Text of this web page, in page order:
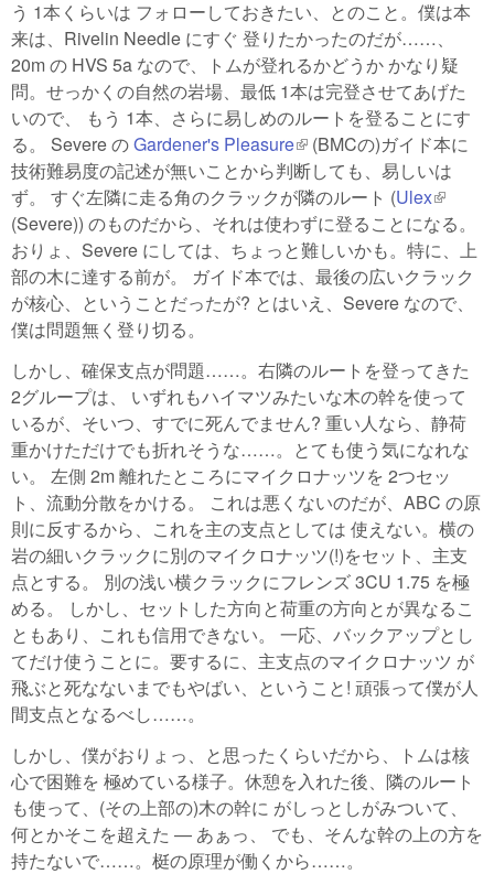
う 1本くらいは フォローしておきたい、とのこと。僕は本
来は、Rivelin Needle にすぐ 登りたかったのだが……、
20m の HVS 5a なので、トムが登れるかどうか かなり疑
問。せっかくの自然の岩場、最低 1本は完登させてあげた
いので、 もう 1本、さらに易しめのルートを登ることにす
る。 Severe のGardener's Pleasure(link is external)
(BMCの)ガイド本に
技術難易度の記述が無いことから判断しても、易しいは
ず。 すぐ左隣に走る角のクラックが隣のルート (Ulex(link is
(Severe)) のものだから、それは使わずに登ることになる。
おりょ、Severe にしては、ちょっと難しいかも。特に、上
部の木に達する前が。 ガイド本では、最後の広いクラック
が核心、ということだったが? とはいえ、Severe なので、
僕は問題無く登り切る。
しかし、確保支点が問題……。右隣のルートを登ってきた
2グループは、 いずれもハイマツみたいな木の幹を使って
いるが、そいつ、すでに死んでません? 重い人なら、静荷
重かけただけでも折れそうな……。とても使う気になれな
い。 左側 2m 離れたところにマイクロナッツを 2つセッ
ト、流動分散をかける。 これは悪くないのだが、ABC の原
則に反するから、これを主の支点としては 使えない。横の
岩の細いクラックに別のマイクロナッツ(!)をセット、主支
点とする。 別の浅い横クラックにフレンズ 3CU 1.75 を極
める。 しかし、セットした方向と荷重の方向とが異なるこ
ともあり、これも信用できない。 一応、バックアップとし
てだけ使うことに。要するに、主支点のマイクロナッツ が
飛ぶと死なないまでもやばい、ということ! 頑張って僕が人
間支点となるべし……。
しかし、僕がおりょっ、と思ったくらいだから、トムは核
心で困難を 極めている様子。休憩を入れた後、隣のルート
も使って、(その上部の)木の幹に がしっとしがみついて、
何とかそこを超えた — あぁっ、 でも、そんな幹の上の方を
持たないで……。梃の原理が働くから……。